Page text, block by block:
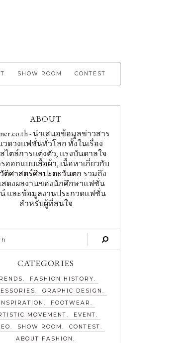
SHOW ROOM CONTEST
ABOUT
- นำเสนอข้อมูลข่าวสาร
วดวงแฟชั่นทั่วโลก ทั้งในเรื่อง
ไตล์การแต่งตัว, แรงบันดาลใจ
ออกแบบเสื้อผ้า, เนื้อหาเกี่ยวกับ
ติศาสตร์ศิลปะตะวันตก รวมถึง
สดงผลงานของนักศึกษาแฟชั่น
และข้อมูลงานประกวดแฟชั่น
สำหรับผู้ที่สนใจ
CATEGORIES
FASHION HISTORY
GRAPHIC DESIGN
FOOTWEAR
MOVEMENT
EVENT
SHOW ROOM
CONTEST
ABOUT FASHION